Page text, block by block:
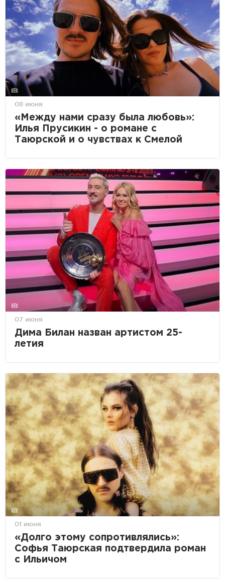
08 июня
«Между нами сразу была любовь»:
Илья Прусикин - о романе с
Таюрской и о чувствах к Смелой
07 июня
Дима Билан назван артистом 25-
летия
01 июня
«Долго этому сопротивлялись»:
Софья Таюрская подтвердила роман
с Ильичом